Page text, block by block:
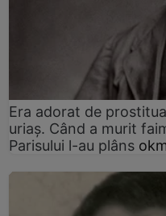
Era adorat de
uriaș. Când a murit
Parisului l-au plâns